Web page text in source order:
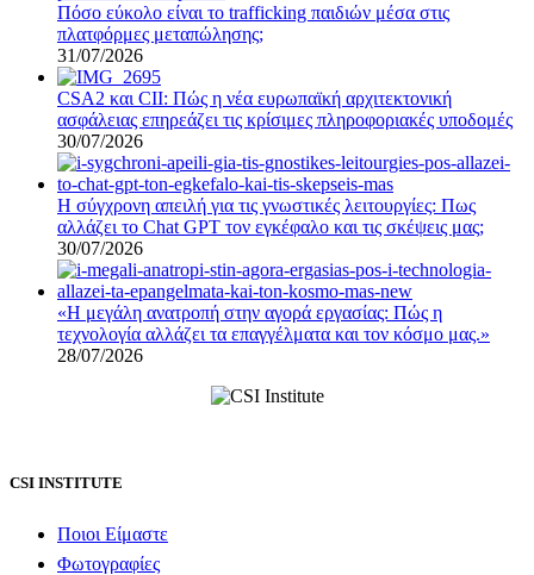
Πόσο εύκολο είναι το trafficking παιδιών μέσα στις
πλατφόρμες μεταπώλησης;
31/07/2026
CSA2 και CII: Πώς η νέα ευρωπαϊκή αρχιτεκτονική
ασφάλειας επηρεάζει τις κρίσιμες πληροφοριακές υποδομές
30/07/2026
Η σύγχρονη απειλή για τις γνωστικές λειτουργίες: Πως
αλλάζει το Chat GPT τον εγκέφαλο και τις σκέψεις μας;
30/07/2026
«Η μεγάλη ανατροπή στην αγορά εργασίας: Πώς η
τεχνολογία αλλάζει τα επαγγέλματα και τον κόσμο μας.»
28/07/2026
CSI INSTITUTE
Ποιοι Είμαστε
Φωτογραφίες